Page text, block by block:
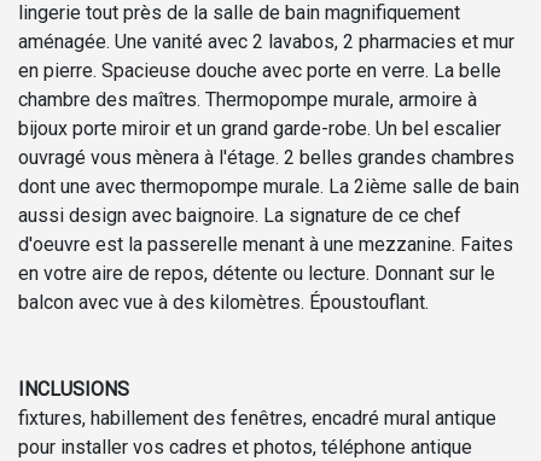
lingerie tout près de la salle de bain magnifiquement
aménagée. Une vanité avec 2 lavabos, 2 pharmacies et mur
en pierre. Spacieuse douche avec porte en verre. La belle
chambre des maîtres. Thermopompe murale, armoire à
bijoux porte miroir et un grand garde-robe. Un bel escalier
ouvragé vous mènera à l'étage. 2 belles grandes chambres
dont une avec thermopompe murale. La 2ième salle de bain
aussi design avec baignoire. La signature de ce chef
d'oeuvre est la passerelle menant à une mezzanine. Faites
en votre aire de repos, détente ou lecture. Donnant sur le
balcon avec vue à des kilomètres. Époustouflant.
INCLUSIONS
fixtures, habillement des fenêtres, encadré mural antique
pour installer vos cadres et photos, téléphone antique